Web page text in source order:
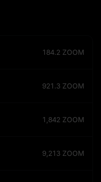
184.2 ZOOM
921.3 ZOOM
1,842 ZOOM
9,213 ZOOM